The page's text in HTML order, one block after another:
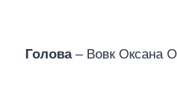
Голова– Вовк Оксана